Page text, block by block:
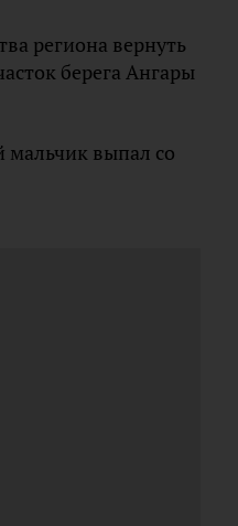
региона вернуть
берега Ангары
мальчик выпал со